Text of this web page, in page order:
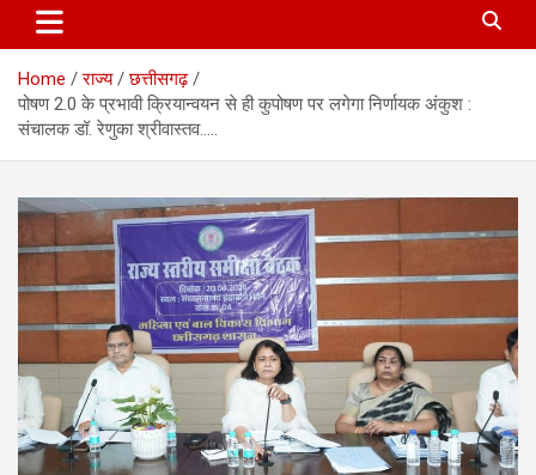
Home राज्य
छत्तीसगढ़
पोषण 2.0 के प्रभावी क्रियान्वयन से ही कुपोषण पर लगेगा निर्णायक अंकुश :
संचालक डॉ. रेणुका श्रीवास्तव…..